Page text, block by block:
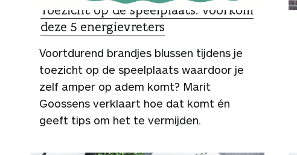
Toezicht op de speelplaats: voorkom
deze 5 energievreters
Voortdurend brandjes blussen tijdens je
toezicht op de speelplaats waardoor je
zelf amper op adem komt? Marit
Goossens verklaart hoe dat komt én
geeft tips om het te vermijden.